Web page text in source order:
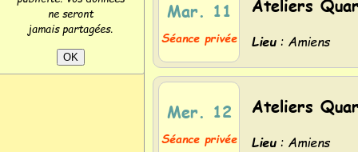
ne seront
jamais partagées.
Mar. 11
Séance privée Lieu: Amiens
Mer. 12
Séance privée
Ateliers
Lieu: Amiens